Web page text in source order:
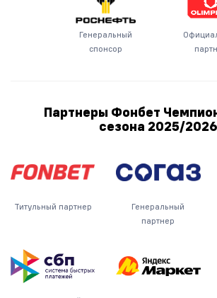
Генеральный
спонсор
Партнеры Фонбет
сезона 2025/2026
Титульный партнер
Генеральный
партнер